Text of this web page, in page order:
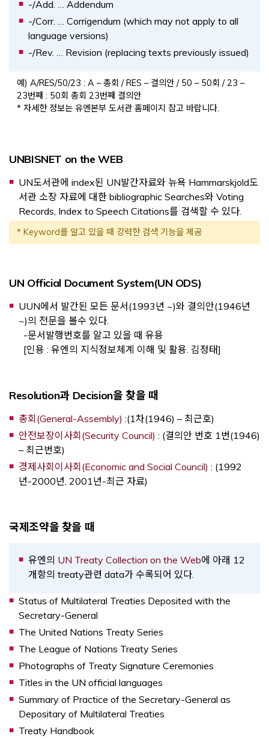
-/Add. … Addendum
-/Corr. … Corrigendum (which may not apply to all
language versions)
-/Rev. … Revision (replacing texts previously issued)
예) A/RES/50/23 : A – 총회 / RES – 결의안 / 50 – 50회 / 23 –
23번째 : 50회 총회 23번째 결의안
* 자세한 정보는 유엔본부 도서관 홈페이지 참고 바랍니다.
UNBISNET on the WEB
UN도서관에 index된 UN발간자료와 뉴욕 Hammarskjold도
서관 소장 자료에 대한 bibliographic Searches와 Voting
Records, Index to Speech Citations를 검색할 수 있다.
* Keyword를 알고 있을 때 강력한 검색 기능을 제공
UN Official Document System(UN ODS)
UUN에서 발간된 모든 문서(1993년 ~)와 결의안(1946년
~)의 전문을 볼수 있다.
-문서발행번호를 알고 있을 때 유용
[인용 : 유엔의 지식정보체계 이해 및 활용. 김정태]
Resolution과 Decision을 찾을 때
총회(General-Assembly) Opens a new window
:(1차(1946) – 최근호)
안전보장이사회(Security Council) Opens a new window
: (결의안 번호 1번(1946)
– 최근번호)
경제사회이사회(Economic and Social Council) Opens a
: (1992
년-2000년, 2001년-최근 자료)
국제조약을 찾을 때
유엔의 UN Treaty Collection on the WebOpens a new
에 아래 12
개항의 treaty관련 data가 수록되어 있다.
Status of Multilateral Treaties Deposited with the
Secretary-General
The United Nations Treaty Series
The League of Nations Treaty Series
Photographs of Treaty Signature Ceremonies
Titles in the UN official languages
Summary of Practice of the Secretary-General as
Depositary of Multilateral Treaties
Treaty Handbook